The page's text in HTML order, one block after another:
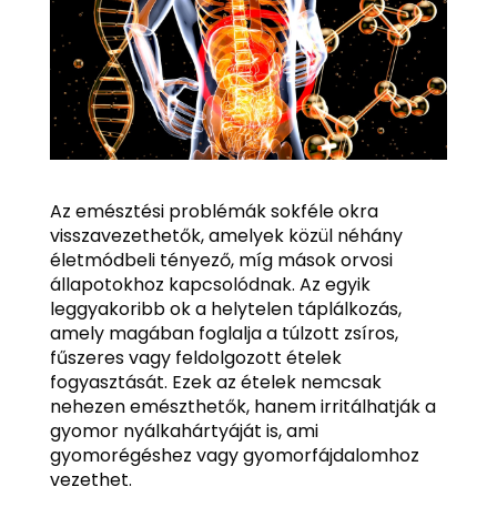
Az emésztési problémák sokféle okra
visszavezethetők, amelyek közül néhány
életmódbeli tényező, míg mások orvosi
állapotokhoz kapcsolódnak. Az egyik
leggyakoribb ok a helytelen táplálkozás,
amely magában foglalja a túlzott zsíros,
fűszeres vagy feldolgozott ételek
fogyasztását. Ezek az ételek nemcsak
nehezen emészthetők, hanem irritálhatják a
gyomor nyálkahártyáját is, ami
gyomorégéshez vagy gyomorfájdalomhoz
vezethet.